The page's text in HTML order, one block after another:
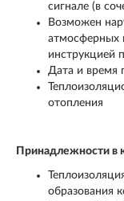
сигнале (в
Возможен
атмосферных
инструкцией
Дата и время
отопления
Принадлежности в
образования